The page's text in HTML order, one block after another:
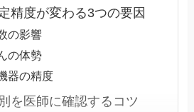
精度が変わる3つの要因
の影響
の体勢
器の精度
を医師に確認するコツ